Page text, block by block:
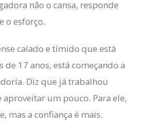
não o cansa, responde
o esforço.
calado e tímido que está
de 17 anos, está começando a
Diz que já trabalhou
um pouco. Para ele,
mas a confiança é mais.